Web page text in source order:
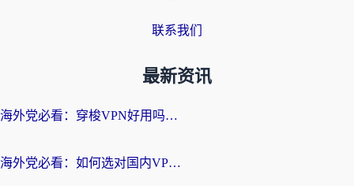
联系我们
最新资讯
海外党必看：穿梭VPN好用吗？和云帆VPN对比哪个回国效果更好？附真实测评+避坑指南
海外党必看：如何选对国内VPN，实现无缝访问国内资源？